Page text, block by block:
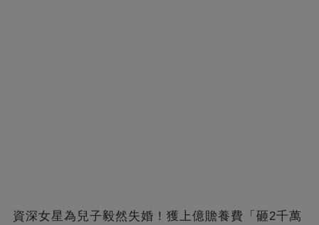
資深女星為兒子毅然失婚！獲上億贍養費「砸2千萬